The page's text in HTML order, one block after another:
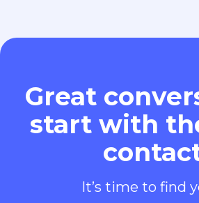
Great
start with
It’s time to find